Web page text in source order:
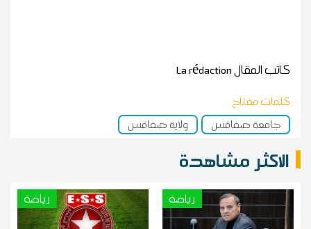
كاتب المقالLa rédaction
كلمات مفتاح
جامعة صفاقس
ولاية صفاقس
الاكثر مشاهدة
رياضة رياضة